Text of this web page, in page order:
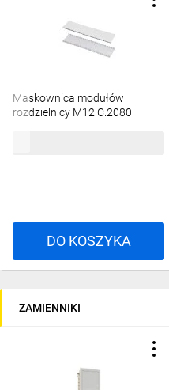
Maskownica modułów
rozdzielnicy M12 C.2080
DO KOSZYKA
ZAMIENNIKI